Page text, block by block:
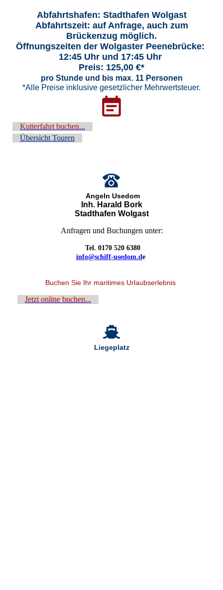
Abfahrtshafen: Stadthafen Wolgast
Abfahrtszeit: auf Anfrage, auch zum
Brückenzug möglich.
Öffnungszeiten der Wolgaster Peenebrücke:
12:45 Uhr und 17:45 Uhr
Preis: 125,00 €*
pro Stunde und bis max. 11 Personen
*Alle Preise inklusive gesetzlicher Mehrwertsteuer.
Kutterfahrt buchen...
Übersicht Touren
Angeln Usedom
Inh. Harald Bork
Stadthafen Wolgast
Anfragen und Buchungen unter:
Tel. 0170 520 6380
info@schiff-usedom.de
Buchen Sie Ihr maritimes Urlaubserlebnis
Jetzt online buchen...
Liegeplatz